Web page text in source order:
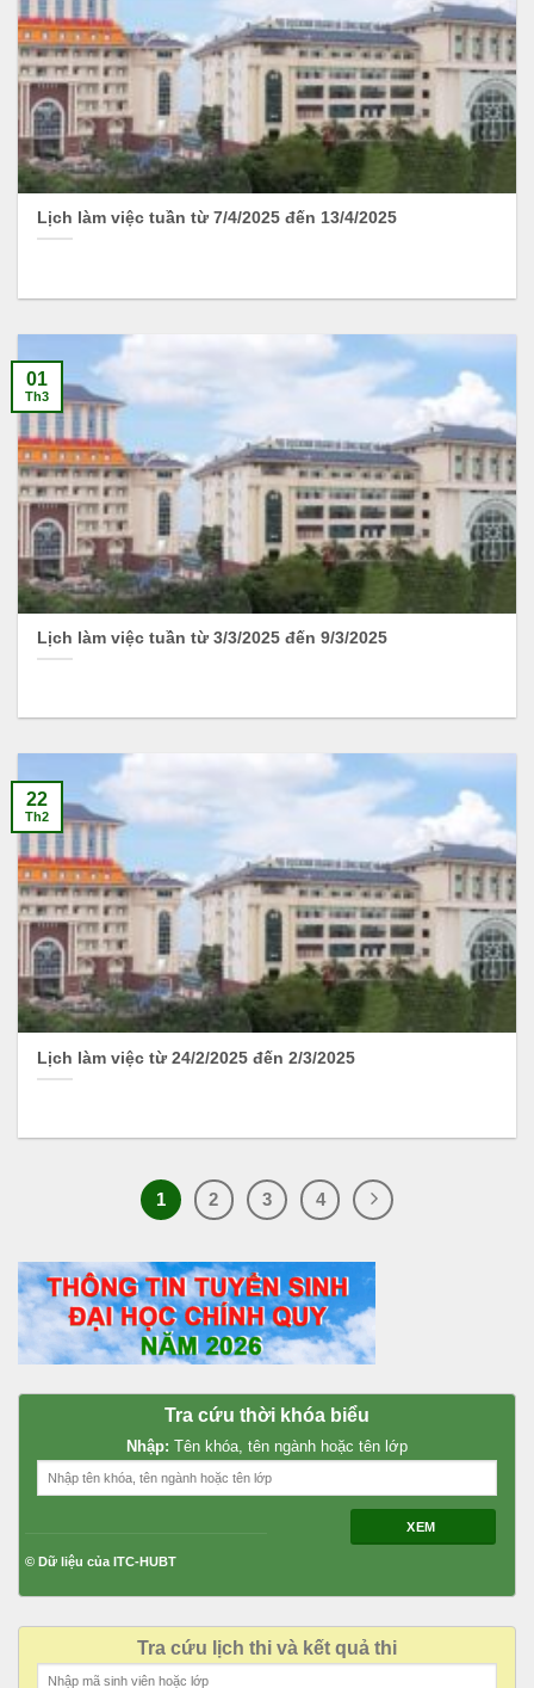
Lịch làm việc tuần từ 7/4/2025 đến 13/4/2025
Lịch làm việc tuần từ 3/3/2025 đến 9/3/2025
01
Th3
Lịch làm việc từ 24/2/2025 đến 2/3/2025
22
Th2
1 2 3 4
Tra cứu thời khóa biểu
Nhập: Tên khóa, tên ngành hoặc tên lớp
XEM
© Dữ liệu của ITC-HUBT
Tra cứu lịch thi và kết quả thi